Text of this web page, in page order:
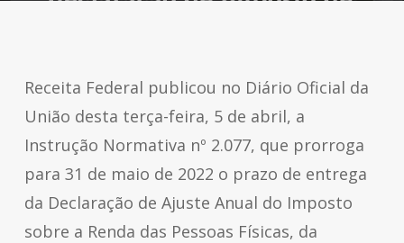
Receita Federal publicou no Diário Oficial da
União desta terça-feira, 5 de abril, a
Instrução Normativa nº 2.077, que prorroga
para 31 de maio de 2022 o prazo de entrega
da Declaração de Ajuste Anual do Imposto
sobre a Renda das Pessoas Físicas, da